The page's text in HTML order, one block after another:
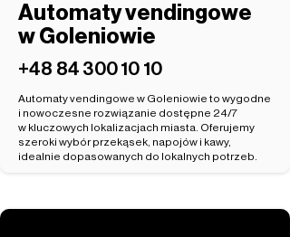
Automaty vendingowe
w Goleniowie
‭+48 84 300 10 10‬
Automaty vendingowe w Goleniowie to wygodne
i nowoczesne rozwiązanie dostępne 24/7
w kluczowych lokalizacjach miasta. Oferujemy
szeroki wybór przekąsek, napojów i kawy,
idealnie dopasowanych do lokalnych potrzeb.